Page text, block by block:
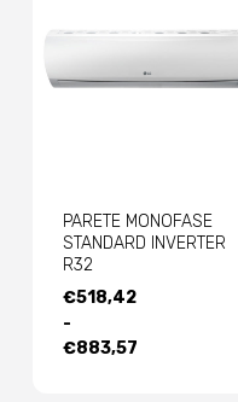
PARETE MONOFASE
STANDARD INVERTER
R32
€518,42
-
€883,57
FASCIA
DI
PREZZO: